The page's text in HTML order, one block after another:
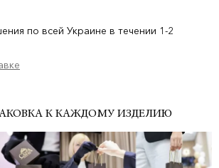
по всей Украине в течении 1-2
К КАЖДОМУ ИЗДЕЛИЮ